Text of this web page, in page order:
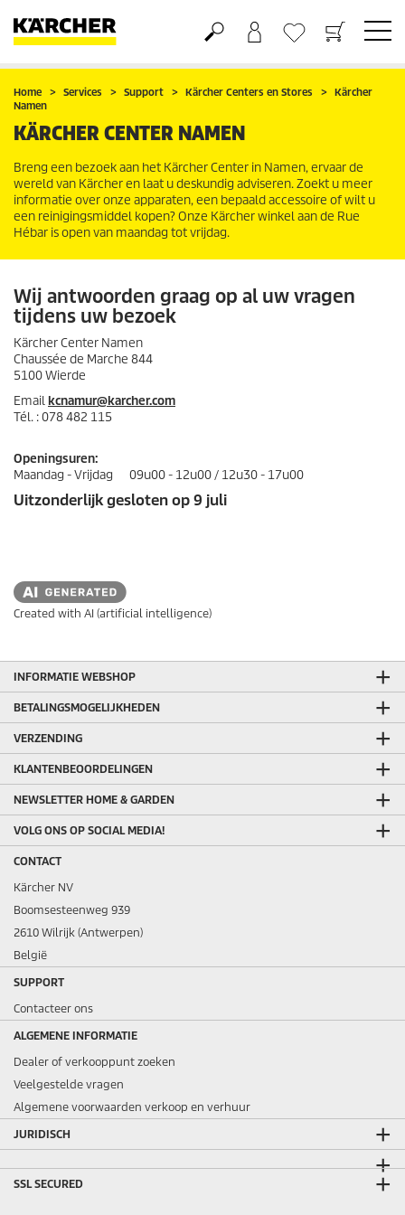
Boodschappenmandje
Verlanglijstje
Home Services Support Kärcher Centers en Stores
Kärcher
Namen
KÄRCHER CENTER NAMEN
Breng een bezoek aan het Kärcher Center in Namen, ervaar de
wereld van Kärcher en laat u deskundig adviseren. Zoekt u meer
informatie over onze apparaten, een bepaald accessoire of wilt u
een reinigingsmiddel kopen? Onze Kärcher winkel aan de Rue
Hébar is open van maandag tot vrijdag.
Wij antwoorden graag op al uw vragen
tijdens uw bezoek
Kärcher Center Namen
Chaussée de Marche 844
5100 Wierde
Emailkcnamur@karcher.com
Tél. : 078 482 115
Openingsuren:
Maandag - Vrijdag 09u00 - 12u00 / 12u30 - 17u00
Uitzonderlijk gesloten op 9 juli
Created with AI (artificial intelligence)
INFORMATIE WEBSHOP
BETALINGSMOGELIJKHEDEN
VERZENDING
KLANTENBEOORDELINGEN
NEWSLETTER HOME & GARDEN
VOLG ONS OP SOCIAL MEDIA!
CONTACT
Kärcher NV
Boomsesteenweg 939
2610 Wilrijk (Antwerpen)
België
SUPPORT
Contacteer ons
ALGEMENE INFORMATIE
Dealer of verkooppunt zoeken
Veelgestelde vragen
Algemene voorwaarden verkoop en verhuur
JURIDISCH
SSL SECURED